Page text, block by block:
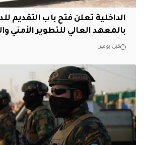
بالمعهد العالي للتطوير الأمني
قبل يومين